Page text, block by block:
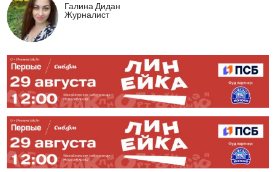
Галина Дидан
Журналист